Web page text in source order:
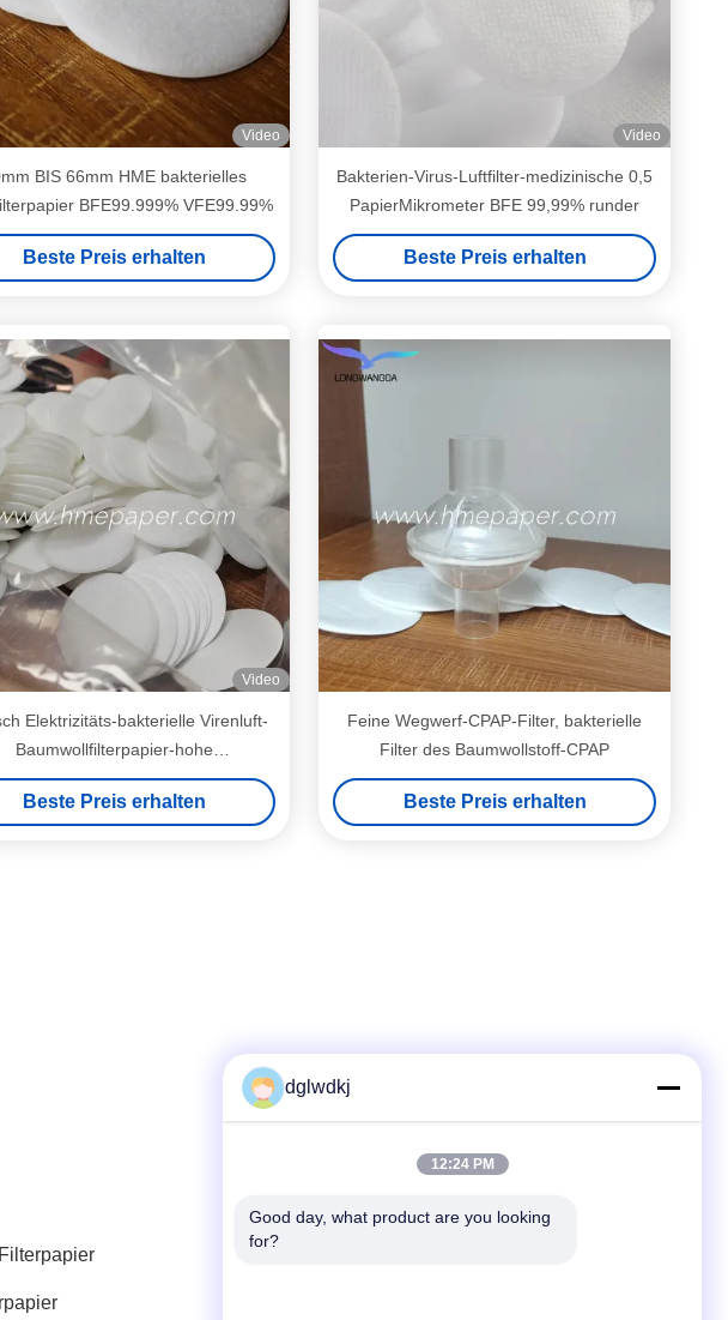
Video
BIS 66mm HME bakterielles
BFE99.999% VFE99.99%
Beste Preis erhalten
Video
Bakterien-Virus-Luftfilter-medizinische 0,5
PapierMikrometer BFE 99,99% runder
Beste Preis erhalten
Video
Elektrizitäts-bakterielle Virenluft-
Baumwollfilterpapier-hohe
Leistungsfähigkeit HME
Beste Preis erhalten
Feine Wegwerf-CPAP-Filter, bakterielle
Filter des Baumwollstoff-CPAP
Beste Preis erhalten
Schnelle Kontaktaufnahme
Tel
dglwdkj
12:24 PM
Good day, what product are you looking
for?